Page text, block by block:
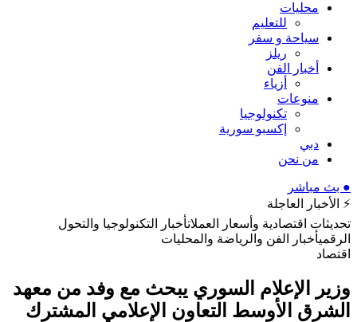
محليات
للتعليم
سياحة و سفر
ريلز
أخبار الفن
أزياء
منوعات
تكنولوجيا
إكسبو سورية
دبي
من نحن
● بث مباشر
⚡ الأخبار العاجلة
تحديثات اقتصادية وأسعار العملاتأخبار التكنولوجيا والتحول
الرقميأخبار الفن والرياضة والمحليات
اقتصاد
وزير الإعلام السوري يبحث مع وفد من معهد
الشرق الأوسط التعاون الإعلامي المشترك